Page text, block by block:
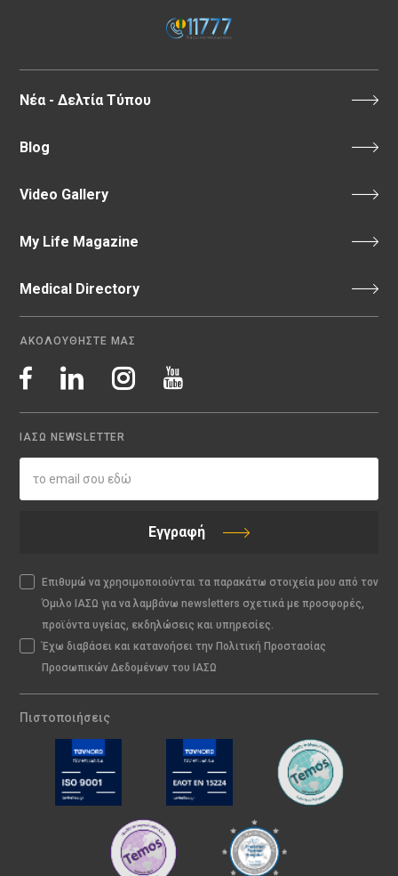
Νέα - Δελτία Τύπου
Blog
Video Gallery
My Life Magazine
Medical Directory
ΑΚΟΛΟΥΘΗΣΤΕ ΜΑΣ
ΙΑΣΩ NEWSLETTER
Εγγραφή
Επιθυμώ να χρησιμοποιούνται τα παρακάτω στοιχεία μου από τον
Όμιλο ΙΑΣΩ για να λαμβάνω newsletters σχετικά με προσφορές,
προϊόντα υγείας, εκδηλώσεις και υπηρεσίες.
Έχω διαβάσει και κατανοήσει την Πολιτική Προστασίας
Προσωπικών Δεδομένων του ΙΑΣΩ
Πιστοποιήσεις